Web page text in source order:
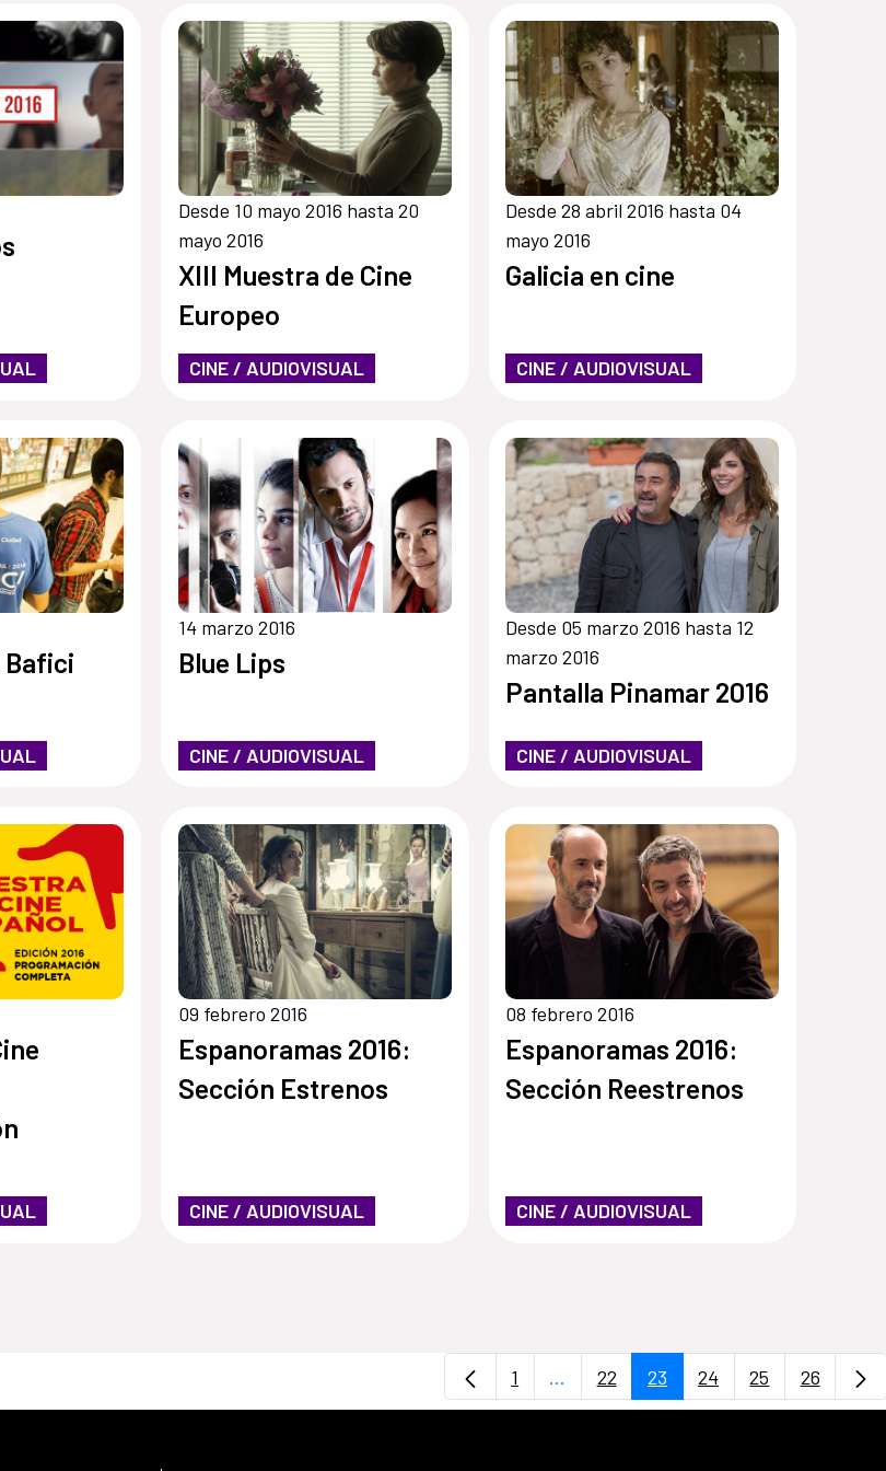
Desde 10 mayo 2016 hasta 20
mayo 2016
XIII Muestra de Cine
Europeo
CINE / AUDIOVISUAL
Desde 28 abril 2016 hasta 04
mayo 2016
Galicia en cine
CINE / AUDIOVISUAL
Bafici
14 marzo 2016
Blue Lips
CINE / AUDIOVISUAL
Desde 05 marzo 2016 hasta 12
marzo 2016
Pantalla Pinamar 2016
CINE / AUDIOVISUAL
09 febrero 2016
Espanoramas 2016:
Sección Estrenos
CINE / AUDIOVISUAL
08 febrero 2016
Espanoramas 2016:
Sección Reestrenos
CINE / AUDIOVISUAL
Página
1 ...Páginas intermedias Use TAB para
Página
22 Página
23 Página
24 Página
25 Página
26